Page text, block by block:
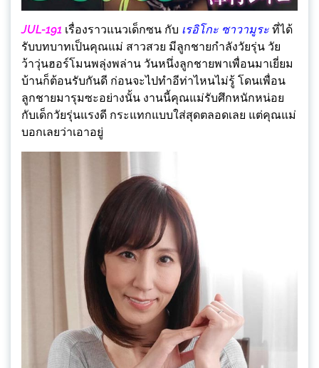
JUL-191 เรื่องราวแนวเด็กซน กับ เรอิโกะ ซาวามูระ ที่ได้
รับบทบาทเป็นคุณแม่ สาวสวย มีลูกชายกำลังวัยรุ่น วัย
ว้าวุ่นฮอร์โมนพลุ่งพล่าน วันหนึ่งลูกชายพาเพื่อนมาเยี่ยม
บ้านก็ต้อนรับกันดี ก่อนจะไปทำอีท่าไหนไม่รู้ โดนเพื่อน
ลูกชายมารุมซะอย่างนั้น งานนี้คุณแม่รับศึกหนักหน่อย
กับเด็กวัยรุ่นแรงดี กระแทกแบบใส่สุดตลอดเลย แต่คุณแม่
บอกเลยว่าเอาอยู่